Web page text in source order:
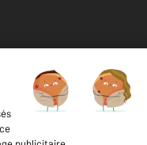
d'honoraires